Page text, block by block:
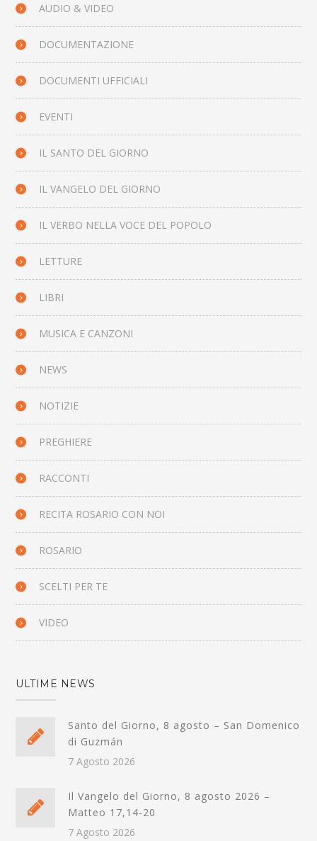
AUDIO & VIDEO
DOCUMENTAZIONE
DOCUMENTI UFFICIALI
EVENTI
IL SANTO DEL GIORNO
IL VANGELO DEL GIORNO
IL VERBO NELLA VOCE DEL POPOLO
LETTURE
LIBRI
MUSICA E CANZONI
NEWS
NOTIZIE
PREGHIERE
RACCONTI
RECITA ROSARIO CON NOI
ROSARIO
SCELTI PER TE
VIDEO
ULTIME NEWS
Santo del Giorno, 8 agosto – San Domenico
di Guzmán
7 Agosto 2026
Il Vangelo del Giorno, 8 agosto 2026 –
Matteo 17,14-20
7 Agosto 2026